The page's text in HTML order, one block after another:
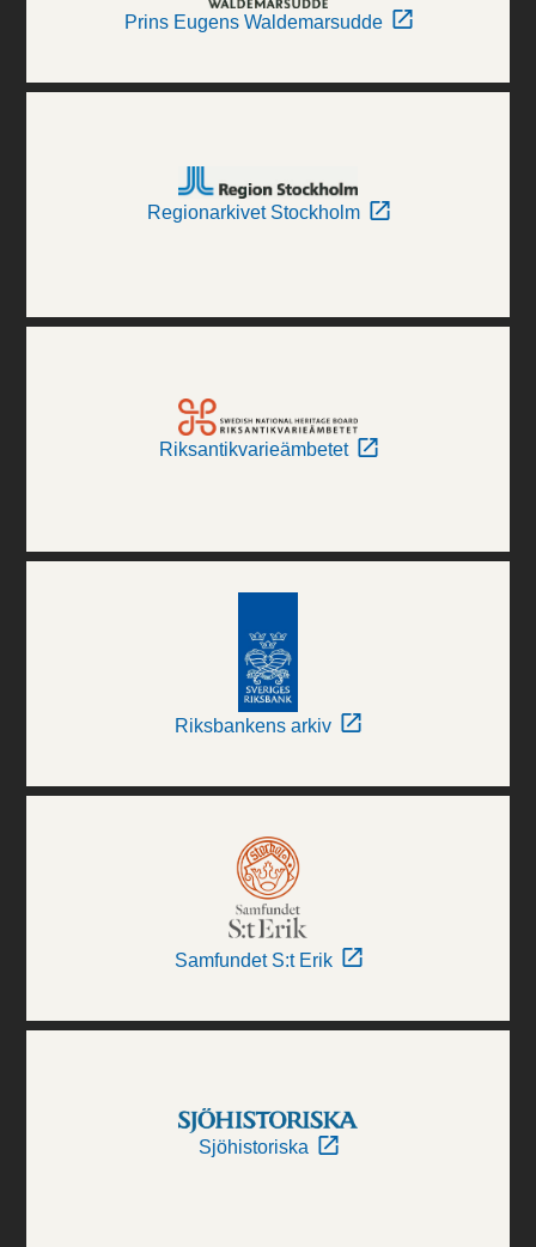
Prins Eugens Waldemarsudde
Regionarkivet Stockholm
Riksantikvarieämbetet
Riksbankens arkiv
Samfundet S:t Erik
Sjöhistoriska